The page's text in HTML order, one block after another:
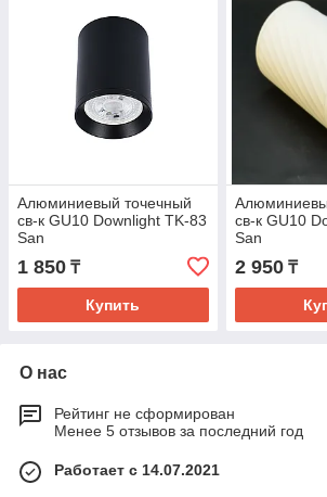
Алюминиевый точечный
св-к GU10 Downlight TK-83
San
1 850 ₸
Купить
св-к GU10
San
2 950₸
О нас
Рейтинг не сформирован
Менее 5 отзывов за последний год
Работает с 14.07.2021